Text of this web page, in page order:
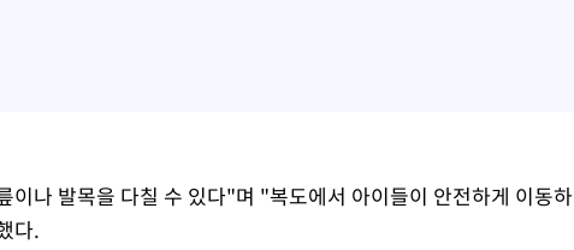
이나 발목을 다칠 수 있다"며 "복도에서 아이들이 안전하게 이동하
다.